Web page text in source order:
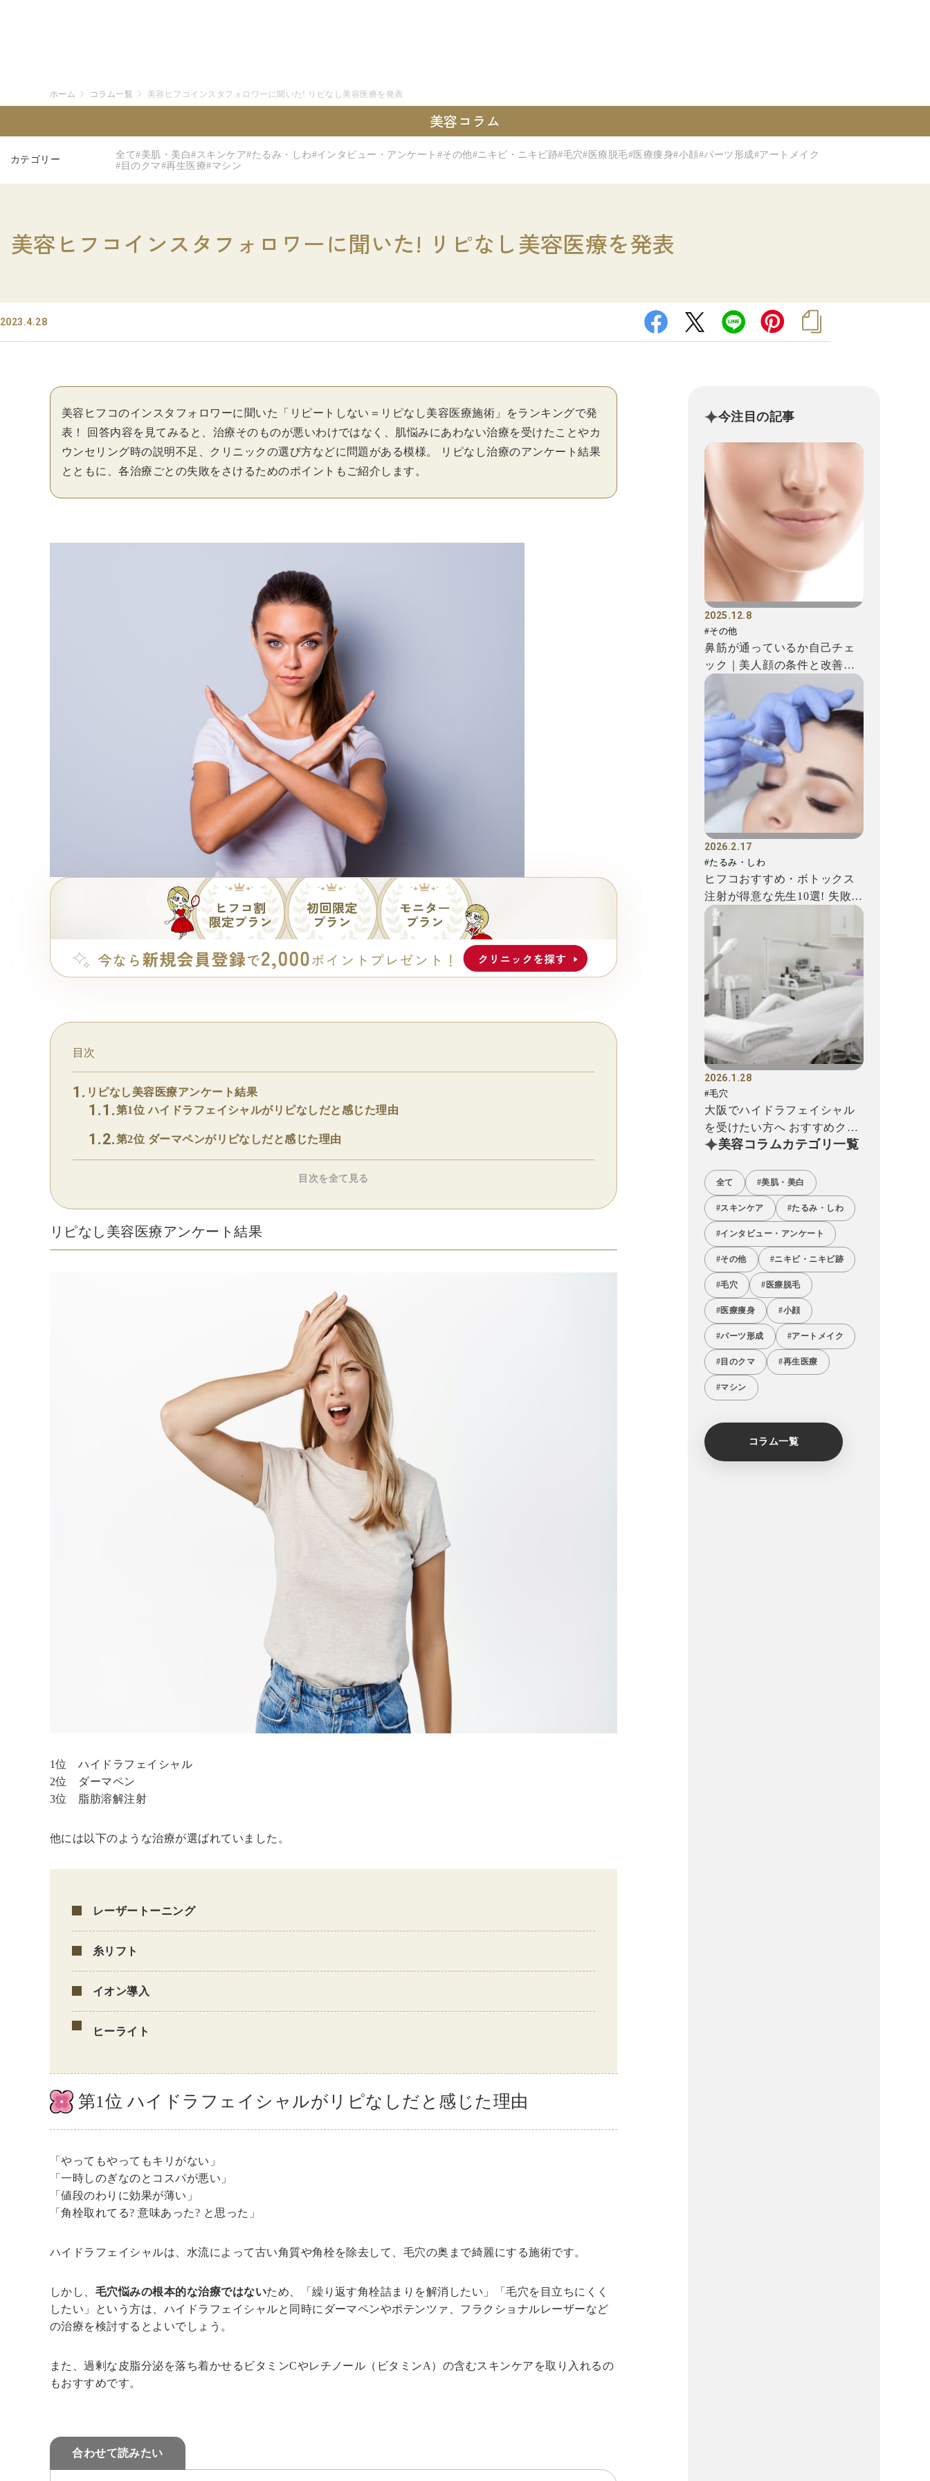
ホーム コラム一覧 美容ヒフコインスタフォロワーに聞いた! リピなし美容医療を発表
美容コラム
カテゴリー 全て#美肌・美白#スキンケア#たるみ・しわ#インタビュー・アンケート #その他#ニキビ・ニキビ跡#毛穴#医療脱毛#医療痩身#小顔#パーツ形成#アートメイク
#目のクマ#再生医療#マシン
美容ヒフコインスタフォロワーに聞いた! リピなし美容医療を発表
2023.4.28
美容ヒフコのインスタフォロワーに聞いた「リピートしない＝リピなし美容医療施術」をランキングで発
表！ 回答内容を見てみると、治療そのものが悪いわけではなく、肌悩みにあわない治療を受けたことやカ
ウンセリング時の説明不足、クリニックの選び方などに問題がある模様。 リピなし治療のアンケート結果
とともに、各治療ごとの失敗をさけるためのポイントもご紹介します。
目次
リピなし美容医療アンケート結果
第1位 ハイドラフェイシャルがリピなしだと感じた理由
第2位 ダーマペンがリピなしだと感じた理由
目次を全て見る
リピなし美容医療アンケート結果
1位 ハイドラフェイシャル
2位 ダーマペン
3位 脂肪溶解注射
他には以下のような治療が選ばれていました。
レーザートーニング
糸リフト
イオン導入
ヒーライト
第1位 ハイドラフェイシャルがリピなしだと感じた理由
「やってもやってもキリがない」
「一時しのぎなのとコスパが悪い」
「値段のわりに効果が薄い」
「角栓取れてる? 意味あった? と思った」
ハイドラフェイシャルは、水流によって古い角質や角栓を除去して、毛穴の奥まで綺麗にする施術です。
しかし、 毛穴悩みの根本的な治療ではないため、「繰り返す角栓詰まりを解消したい」「毛穴を目立ちにくく
したい」という方は、ハイドラフェイシャルと同時にダーマペンやポテンツァ、フラクショナルレーザーなど
の治療を検討するとよいでしょう。
また、過剰な皮脂分泌を落ち着かせるビタミンCやレチノール（ビタミンA）の含むスキンケアを取り入れるの
もおすすめです。
合わせて読みたい
今注目の記事
2025.12.8
#その他
鼻筋が通っているか自己チェ
ック｜美人顔の条件と改善方
法を解説
2026.2.17
#たるみ・しわ
ヒフコおすすめ・ボトックス
注射が得意な先生10選! 失敗を
避けるための注意点もご...
2026.1.28
#毛穴
大阪でハイドラフェイシャル
を受けたい方へ おすすめクリ
ニック12選!
美容コラムカテゴリ一覧
全て #美肌・美白
#スキンケア #たるみ・しわ
#インタビュー・アンケート
#その他 #ニキビ・ニキビ跡
#毛穴 #医療脱毛
#医療痩身 #小顔
#パーツ形成 #アートメイク
#目のクマ #再生医療
#マシン
コラム一覧